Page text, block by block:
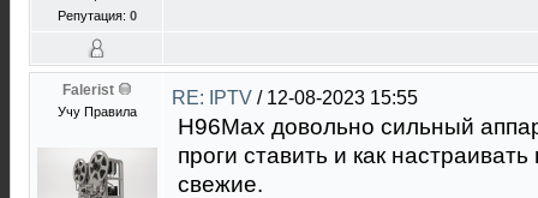
Репутация: 0
Falerist
Учу Правила
RE: IPTV / 12-08-2023 15:55
H96Max довольно сильный
проги ставить и как
свежие.